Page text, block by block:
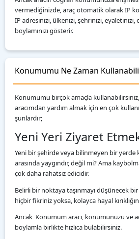
vermediğinizde, araç otomatik olarak IP
IP adresinizi, ülkenizi, şehrinizi, eyaletinizi,
boylamınızı gösterir.
Konumumu Ne Zaman
Konumumu birçok amaçla
aracımdan yardım almak için en çok
şunlardır;
Yeni Yeri Ziyaret
Yeni bir şehirde veya bilinmeyen bir yerde
arasında yaygındır, değil mi? Ama
çok daha rahatsız edicidir.
Belirli bir noktaya taşınmayı düşünecek
hiçbir fikriniz yoksa, kolayca hayal
Ancak Konumum aracı, konumunuzu ve
boylamla birlikte hızlıca bulabilirsiniz.